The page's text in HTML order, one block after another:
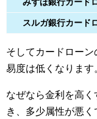
みずほ銀行カード
スルガ銀行カード
そしてカードロー
易度は低くなります
なぜなら金利を高
き、多少属性が悪く